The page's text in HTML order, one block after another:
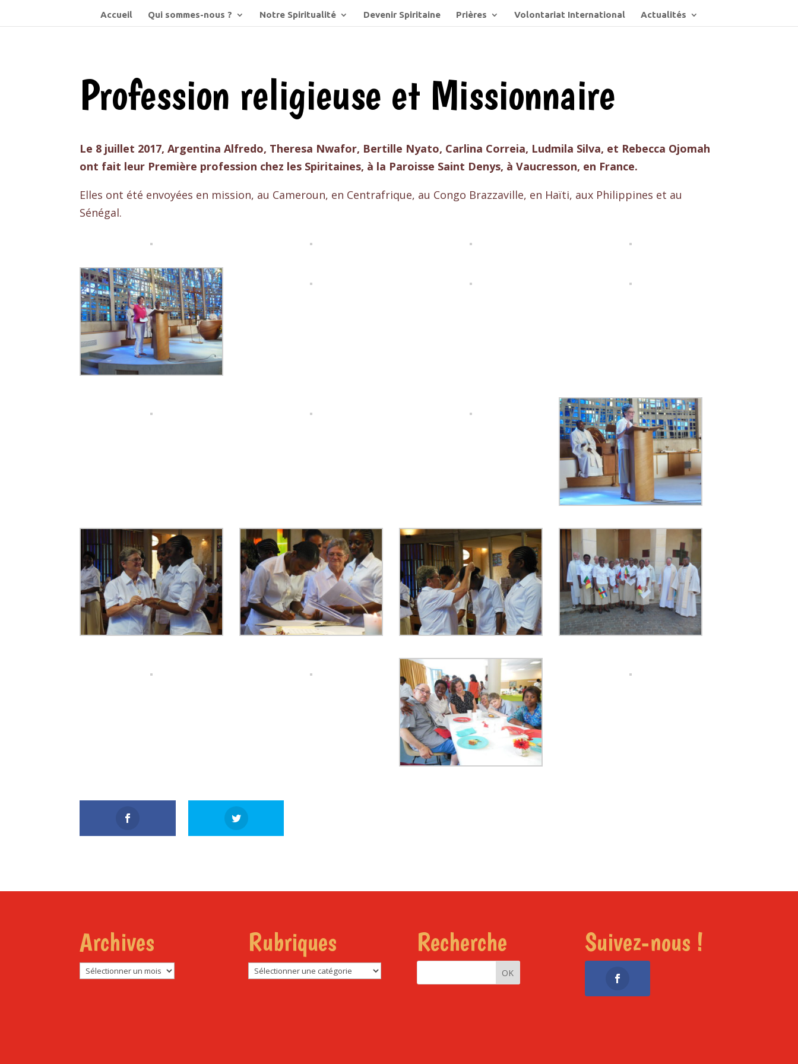
Accueil Qui sommes-nous ? Notre Spiritualité Devenir Spiritaine Prières Volontariat International Actualités
Profession religieuse et Missionnaire
Le 8 juillet 2017, Argentina Alfredo, Theresa Nwafor, Bertille Nyato, Carlina Correia, Ludmila Silva, et Rebecca Ojomah
ont fait leur Première profession chez les Spiritaines, à la Paroisse Saint Denys, à Vaucresson, en France.
Elles ont été envoyées en mission, au Cameroun, en Centrafrique, au Congo Brazzaville, en Haïti, aux Philippines et au
Sénégal.
Archives
Archives
Rubriques
Rubriques
Recherche Suivez-nous !